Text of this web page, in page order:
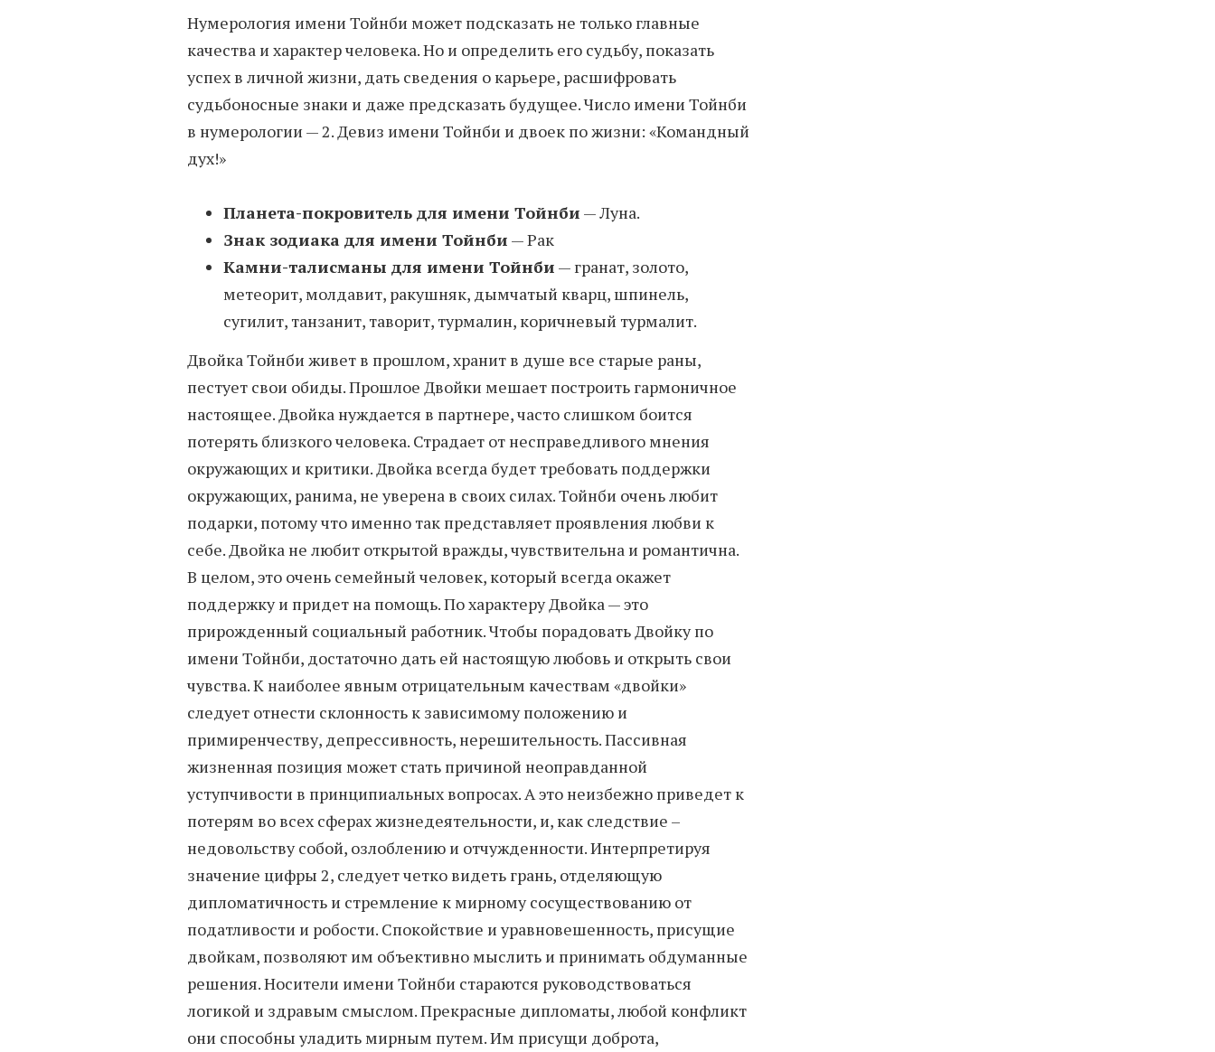
Нумерология имени Тойнби может подсказать не только главные
качества и характер человека. Но и определить его судьбу, показать
успех в личной жизни, дать сведения о карьере, расшифровать
судьбоносные знаки и даже предсказать будущее. Число имени Тойнби
в нумерологии — 2. Девиз имени Тойнби и двоек по жизни: «Командный
дух!»
Планета-покровитель для имени Тойнби — Луна.
Знак зодиака для имени Тойнби — Рак
Камни-талисманы для имени Тойнби — гранат, золото,
метеорит, молдавит, ракушняк, дымчатый кварц, шпинель,
сугилит, танзанит, таворит, турмалин, коричневый турмалит.
Двойка Тойнби живет в прошлом, хранит в душе все старые раны,
пестует свои обиды. Прошлое Двойки мешает построить гармоничное
настоящее. Двойка нуждается в партнере, часто слишком боится
потерять близкого человека. Страдает от несправедливого мнения
окружающих и критики. Двойка всегда будет требовать поддержки
окружающих, ранима, не уверена в своих силах. Тойнби очень любит
подарки, потому что именно так представляет проявления любви к
себе. Двойка не любит открытой вражды, чувствительна и романтична.
В целом, это очень семейный человек, который всегда окажет
поддержку и придет на помощь. По характеру Двойка — это
прирожденный социальный работник. Чтобы порадовать Двойку по
имени Тойнби, достаточно дать ей настоящую любовь и открыть свои
чувства. К наиболее явным отрицательным качествам «двойки»
следует отнести склонность к зависимому положению и
примиренчеству, депрессивность, нерешительность. Пассивная
жизненная позиция может стать причиной неоправданной
уступчивости в принципиальных вопросах. А это неизбежно приведет к
потерям во всех сферах жизнедеятельности, и, как следствие –
недовольству собой, озлоблению и отчужденности. Интерпретируя
значение цифры 2, следует четко видеть грань, отделяющую
дипломатичность и стремление к мирному сосуществованию от
податливости и робости. Спокойствие и уравновешенность, присущие
двойкам, позволяют им объективно мыслить и принимать обдуманные
решения. Носители имени Тойнби стараются руководствоваться
логикой и здравым смыслом. Прекрасные дипломаты, любой конфликт
они способны уладить мирным путем. Им присущи доброта,